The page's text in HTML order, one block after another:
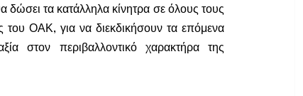
τα κατάλληλα κίνητρα σε όλους τους
ΟΑΚ, για να διεκδικήσουν τα επόμενα
στον περιβαλλοντικό χαρακτήρα της